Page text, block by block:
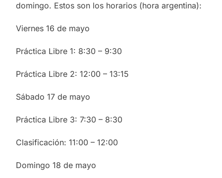
domingo. Estos son los horarios (hora argentina):
Viernes 16 de mayo
Práctica Libre 1: 8:30 – 9:30
Práctica Libre 2: 12:00 – 13:15
Sábado 17 de mayo
Práctica Libre 3: 7:30 – 8:30
Clasificación: 11:00 – 12:00
Domingo 18 de mayo